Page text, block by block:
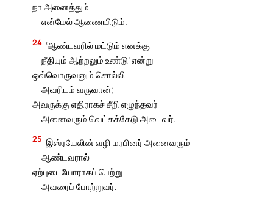
நா அனைத்தும்
என்மேல் ஆணையிடும்.
24 ‘ஆண்டவரில் மட்டும் எனக்கு
நீதியும் ஆற்றலும் உண்டு’ என்று
ஒவ்வொருவனும் சொல்லி
அவரிடம் வருவான்;
அவருக்கு எதிராகச் சீறி எழுந்தவர்
அனைவரும் வெட்கக்கேடு அடைவர்.
25 இஸ்ரயேலின் வழி மரபினர் அனைவரும்
ஆண்டவரால்
ஏற்புடையோராகப் பெற்று
அவரைப் போற்றுவர்.